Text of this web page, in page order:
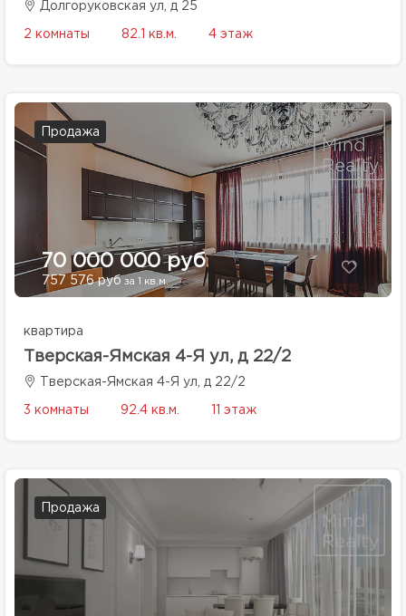
Долгоруковская ул, д 25
2 комнаты 82.1 кв.м. 4 этаж
Продажа
70 000 000 руб
757 576 руб за 1 кв.м.
квартира
Тверская-Ямская 4-Я ул, д 22/2
Тверская-Ямская 4-Я ул, д 22/2
3 комнаты 92.4 кв.м. 11 этаж
Продажа